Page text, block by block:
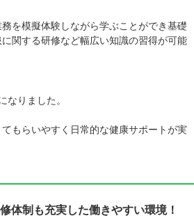
を模擬体験しながら学ぶことができ基礎
関する研修など幅広い知識の習得が可能
りました。
もらいやすく日常的な健康サポートが実
体制も充実した働きやすい環境！